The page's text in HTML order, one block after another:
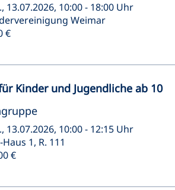
13.07.2026, 10:00 - 18:00 Uhr
Weimar
€
Kinder und Jugendliche ab 10
13.07.2026, 10:00 - 12:15 Uhr
1, R. 111
€